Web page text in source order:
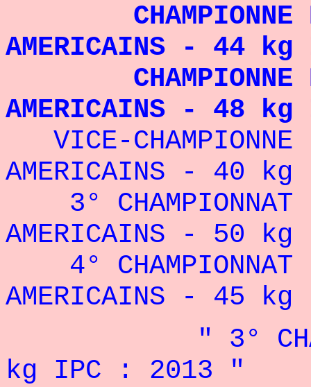
CHAMPIONNE
AMERICAINS - 44
CHAMPIONNE
AMERICAINS - 48
VICE-CHAMPIONNE
AMERICAINS - 40
3° CHAMPIONNAT
AMERICAINS - 50
4° CHAMPIONNAT
AMERICAINS - 45
" 3°
kg IPC : 2013 "